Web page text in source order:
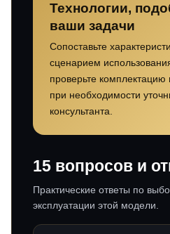
Технологии,
ваши задачи
Сопоставьте
сценарием
проверьте комплектацию
при необходимости
консультанта.
15 вопросов и
Практические ответы по
эксплуатации этой модели.